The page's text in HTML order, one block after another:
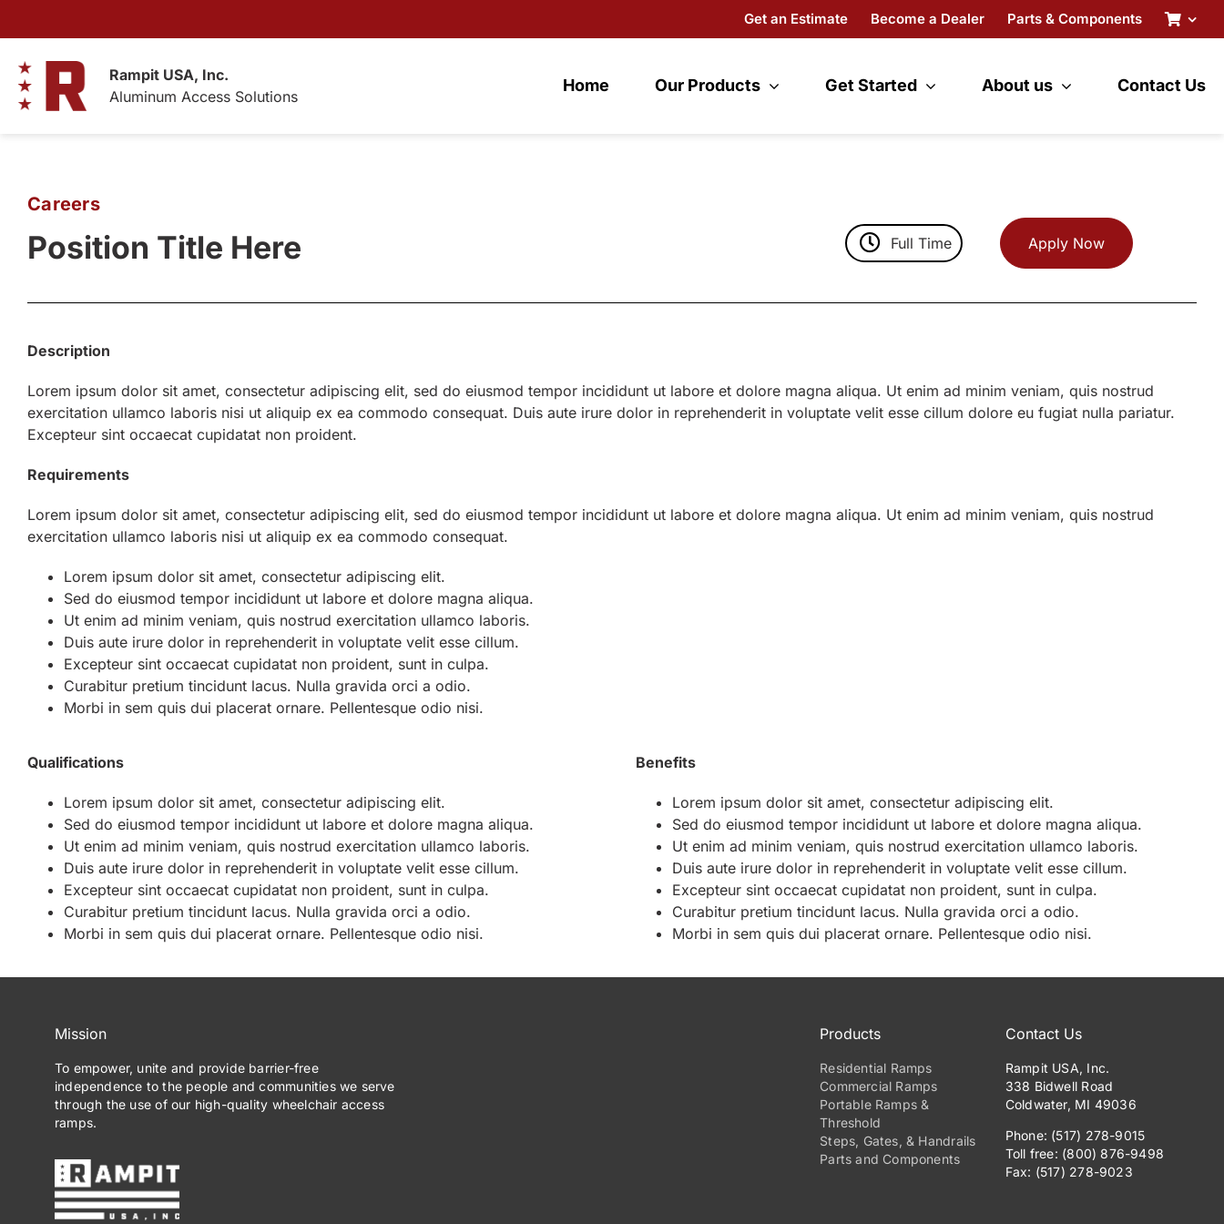
Get an Estimate Become a Dealer Parts & Components
Rampit USA, Inc.
Aluminum Access Solutions
Home Our Products Get Started About us Contact Us
Careers
Position Title Here Full Time Apply Now
Description
Lorem ipsum dolor sit amet, consectetur adipiscing elit, sed do eiusmod tempor incididunt ut labore et dolore magna aliqua. Ut enim ad minim veniam, quis nostrud
exercitation ullamco laboris nisi ut aliquip ex ea commodo consequat. Duis aute irure dolor in reprehenderit in voluptate velit esse cillum dolore eu fugiat nulla pariatur.
Excepteur sint occaecat cupidatat non proident.
Requirements
Lorem ipsum dolor sit amet, consectetur adipiscing elit, sed do eiusmod tempor incididunt ut labore et dolore magna aliqua. Ut enim ad minim veniam, quis nostrud
exercitation ullamco laboris nisi ut aliquip ex ea commodo consequat.
Lorem ipsum dolor sit amet, consectetur adipiscing elit.
Sed do eiusmod tempor incididunt ut labore et dolore magna aliqua.
Ut enim ad minim veniam, quis nostrud exercitation ullamco laboris.
Duis aute irure dolor in reprehenderit in voluptate velit esse cillum.
Excepteur sint occaecat cupidatat non proident, sunt in culpa.
Curabitur pretium tincidunt lacus. Nulla gravida orci a odio.
Morbi in sem quis dui placerat ornare. Pellentesque odio nisi.
Qualifications
Lorem ipsum dolor sit amet, consectetur adipiscing elit.
Sed do eiusmod tempor incididunt ut labore et dolore magna aliqua.
Ut enim ad minim veniam, quis nostrud exercitation ullamco laboris.
Duis aute irure dolor in reprehenderit in voluptate velit esse cillum.
Excepteur sint occaecat cupidatat non proident, sunt in culpa.
Curabitur pretium tincidunt lacus. Nulla gravida orci a odio.
Morbi in sem quis dui placerat ornare. Pellentesque odio nisi.
Benefits
Lorem ipsum dolor sit amet, consectetur adipiscing elit.
Sed do eiusmod tempor incididunt ut labore et dolore magna aliqua.
Ut enim ad minim veniam, quis nostrud exercitation ullamco laboris.
Duis aute irure dolor in reprehenderit in voluptate velit esse cillum.
Excepteur sint occaecat cupidatat non proident, sunt in culpa.
Curabitur pretium tincidunt lacus. Nulla gravida orci a odio.
Morbi in sem quis dui placerat ornare. Pellentesque odio nisi.
Mission
To empower, unite and provide barrier-free
independence to the people and communities we serve
through the use of our high-quality wheelchair access
ramps.
Products
Residential Ramps
Commercial Ramps
Portable Ramps &
Threshold
Steps, Gates, & Handrails
Parts and Components
Contact Us
Rampit USA, Inc.
338 Bidwell Road
Coldwater, MI 49036
Phone: (517) 278-9015
Toll free: (800) 876-9498
Fax: (517) 278-9023